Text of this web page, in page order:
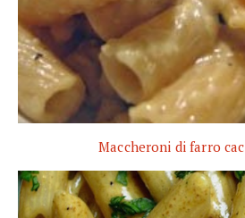
Maccheroni di farro